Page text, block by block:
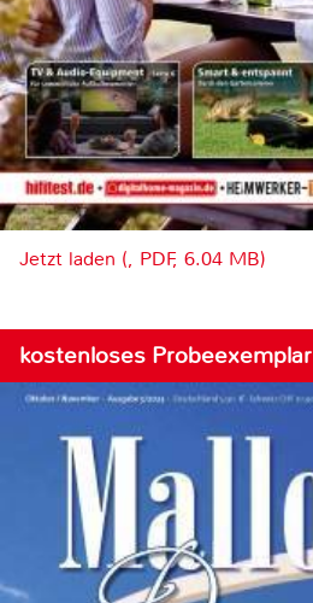
Jetzt laden (, PDF, 6.04 MB)
kostenloses Probeexemplar